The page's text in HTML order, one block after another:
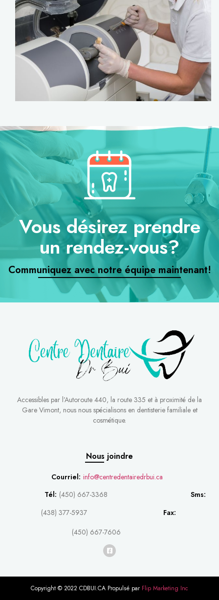
Vous désirez prendre
un rendez-vous?
Communiquez avec notre équipe maintenant!
Accessibles par l’Autoroute 440, la route 335 et à proximité de la
Gare Vimont, nous nous spécialisons en dentisterie familiale et
cosmétique.
Nous joindre
Courriel: info@centredentairedrbui.ca
Tél: (450) 667-3368
Sms:
(438) 377-5937
Fax:
(450) 667-7606
Copyright © 2022 CDBUI.CA Propulsé par Flip Marketing Inc